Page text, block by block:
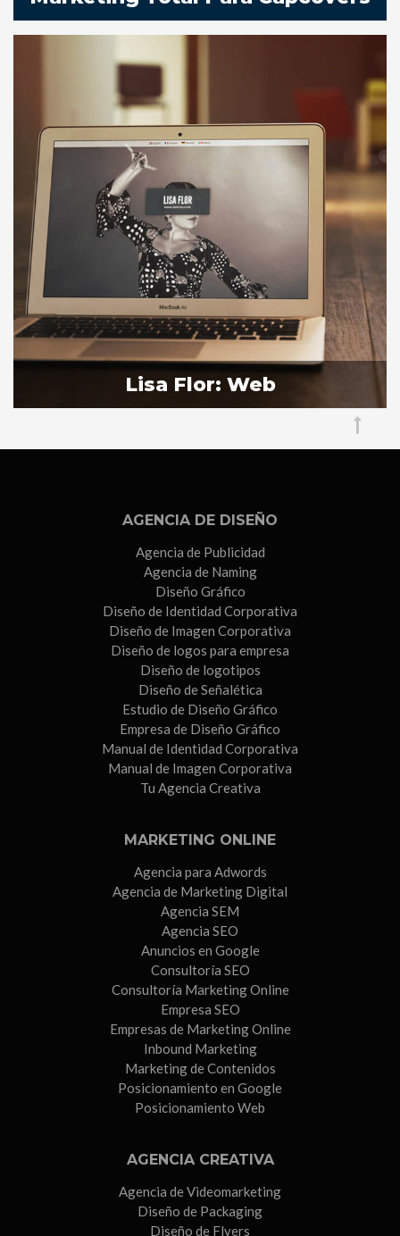
Lisa Flor: Web
AGENCIA DE DISEÑO
Agencia de Publicidad
Agencia de Naming
Diseño Gráfico
Diseño de Identidad Corporativa
Diseño de Imagen Corporativa
Diseño de logos para empresa
Diseño de logotipos
Diseño de Señalética
Estudio de Diseño Gráfico
Empresa de Diseño Gráfico
Manual de Identidad Corporativa
Manual de Imagen Corporativa
Tu Agencia Creativa
MARKETING ONLINE
Agencia para Adwords
Agencia de Marketing Digital
Agencia SEM
Agencia SEO
Anuncios en Google
Consultoría SEO
Consultoría Marketing Online
Empresa SEO
Empresas de Marketing Online
Inbound Marketing
Marketing de Contenidos
Posicionamiento en Google
Posicionamiento Web
AGENCIA CREATIVA
Agencia de Videomarketing
Diseño de Packaging
Diseño de Flyers